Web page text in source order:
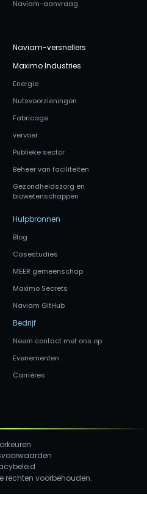
Naviam-aanvraag
Naviam-versnellers
Maximo Industries
Energie
Nutsvoorzieningen
Fabricage
vervoer
Publieke sector
Beheer van faciliteiten
Gezondheidszorg en
biowetenschappen
Hulpbronnen
Blog
Casestudies
MEER gemeenschap
Maximo Secrets
Naviam GitHub
Bedrijf
Neem contact met ons op
Evenementen
Carrières
rechten voorbehouden.